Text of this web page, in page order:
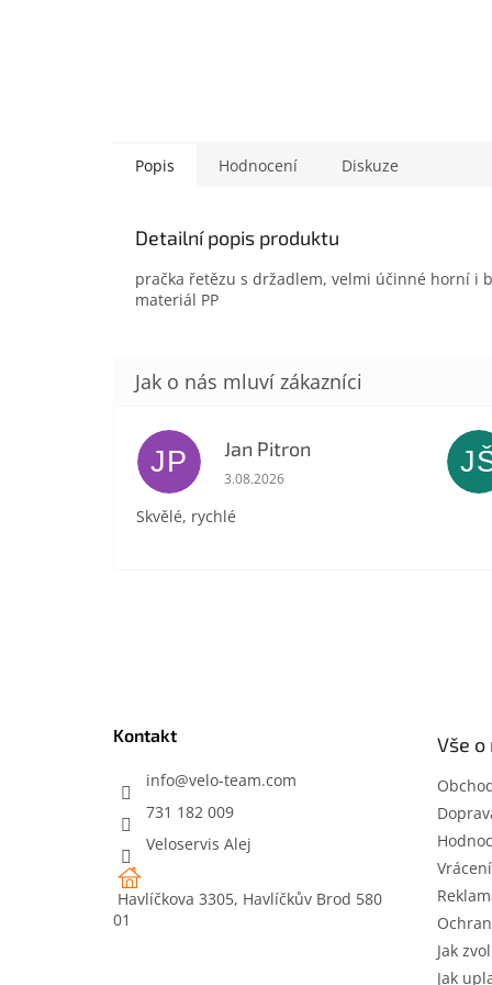
Popis Hodnocení Diskuze
Detailní popis produktu
pračka řetězu s držadlem, velmi účinné horní i
materiál PP
JP Jan Pitron
Hodnocení obchodu je 5 z 5
3.08.2026
Skvělé, rychlé
Kontakt
info@velo-team.com
731 182 009
Veloservis Alej
Havlíčkova 3305, Havlíčkův Brod 580
01
Vše o
Jak
Jak